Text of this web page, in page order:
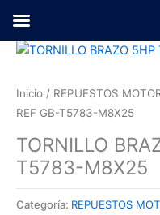
contenido
Inicio / REPUESTOS
REF GB-T5783-M8X25
TORNILLO
T5783-M8X25
Categoría: REPUESTOS